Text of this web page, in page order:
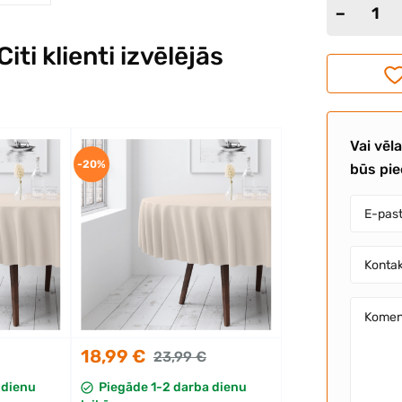
klienti izvēlējās
18,99 € 23,99 €
Piegāde 1-2 darba dienu
-20%
Vai
būs